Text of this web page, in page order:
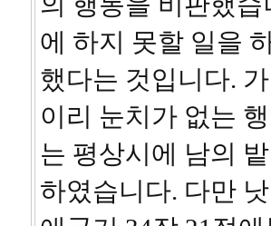
에 하지 못할 일을
했다는 것입니다.
이리 눈치가 없는
는 평상시에 남의
하였습니다. 다만